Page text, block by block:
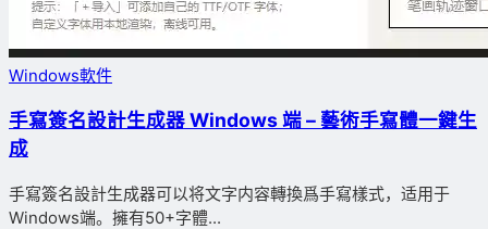
Windows軟件
手寫簽名設計生成器 Windows 端 – 藝術手寫體一鍵生
成
手寫簽名設計生成器可以将文字内容轉換爲手寫樣式，适用于
Windows端。擁有50+字體...